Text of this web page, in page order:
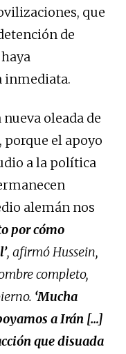
que
de
inmediata.
oleada de
el apoyo
a la política
alemán nos
por cómo
, afirmó Hussein,
completo,
‘Mucha
a Irán […]
que disuada